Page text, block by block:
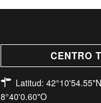
CENTRO
Latitud:
8°40'0.60"O